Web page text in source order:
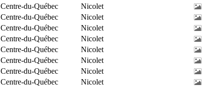
Centre-du-Québec
Nicolet
Centre-du-Québec
Nicolet
Centre-du-Québec
Nicolet
Centre-du-Québec
Nicolet
Centre-du-Québec
Nicolet
Centre-du-Québec
Nicolet
Centre-du-Québec
Nicolet
Centre-du-Québec
Nicolet